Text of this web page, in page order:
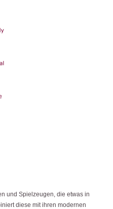
und Spielzeugen, die etwas in
diese mit ihren modernen